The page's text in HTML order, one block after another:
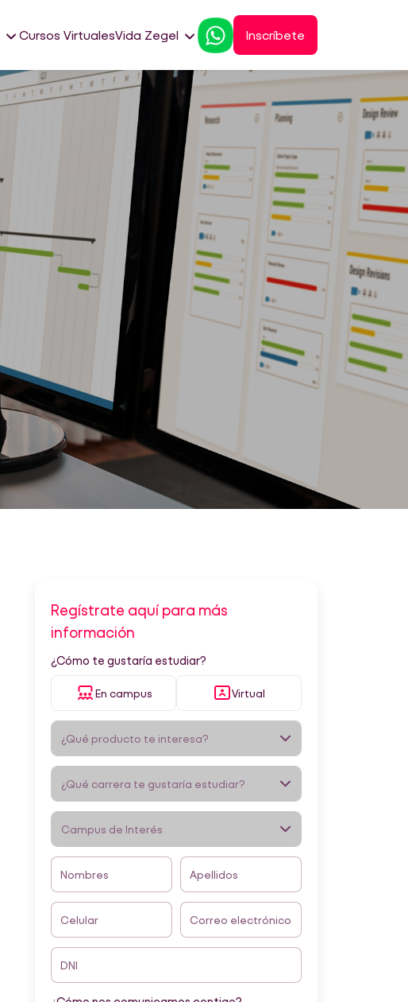
Cursos VirtualesVida Zegel Inscríbete
Regístrate aquí para más
información
¿Cómo te gustaría estudiar?
En campus Virtual
Nombres Apellidos
Celular Correo electrónico
DNI